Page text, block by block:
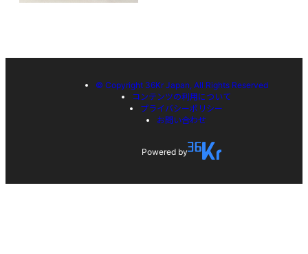
© Copyright 36Kr Japan, All Rights Reserved
コンテンツの利用について
プライバシーポリシー
お問い合わせ
Powered by